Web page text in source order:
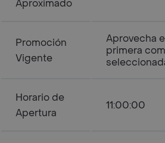
Aproximado
Promoción
Vigente
Aprovecha
primera
Horario de
Apertura
11:00:00